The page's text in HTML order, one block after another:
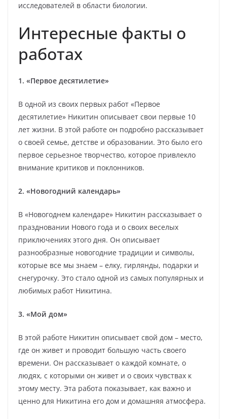
исследователей в области биологии.
Интересные факты о
работах
1. «Первое десятилетие»
В одной из своих первых работ «Первое
десятилетие» Никитин описывает свои первые 10
лет жизни. В этой работе он подробно рассказывает
о своей семье, детстве и образовании. Это было его
первое серьезное творчество, которое привлекло
внимание критиков и поклонников.
2. «Новогодний календарь»
В «Новогоднем календаре» Никитин рассказывает о
праздновании Нового года и о своих веселых
приключениях этого дня. Он описывает
разнообразные новогодние традиции и символы,
которые все мы знаем – елку, гирлянды, подарки и
снегурочку. Это стало одной из самых популярных и
любимых работ Никитина.
3. «Мой дом»
В этой работе Никитин описывает свой дом – место,
где он живет и проводит большую часть своего
времени. Он рассказывает о каждой комнате, о
людях, с которыми он живет и о своих чувствах к
этому месту. Эта работа показывает, как важно и
ценно для Никитина его дом и домашняя атмосфера.